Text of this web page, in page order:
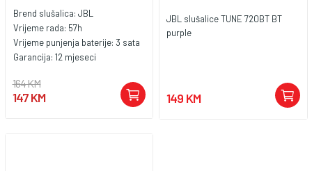
Brend slušalica: JBL
Vrijeme rada: 57h
Vrijeme punjenja baterije: 3 sata
Garancija: 12 mjeseci
164 KM
147 KM
JBL slušalice TUNE 720BT BT
purple
149 KM